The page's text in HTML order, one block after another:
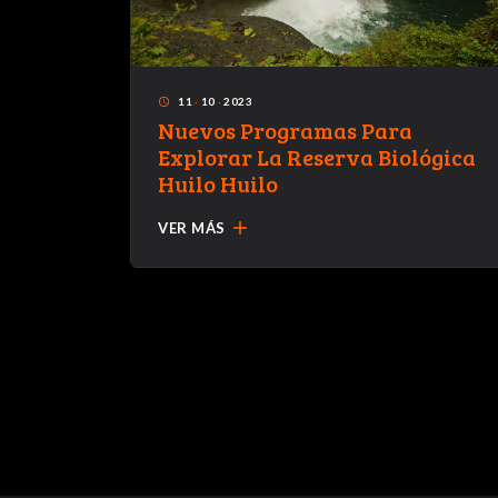
access_time 11 · 10 · 2023
Nuevos Programas Para
Explorar La Reserva Biológica
Huilo Huilo
VER MÁS add